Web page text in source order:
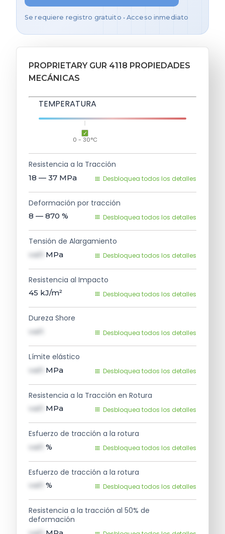
Se requiere registro gratuito • Acceso inmediato
PROPRIETARY GUR 4118 PROPIEDADES
MECÁNICAS
TEMPERATURA
0 - 30°C
Resistencia a la Tracción
18 — 37 MPa Desbloquea todos los detalles
Deformación por tracción
8 — 870 % Desbloquea todos los detalles
Tensión de Alargamiento
val1 MPa Desbloquea todos los detalles
Resistencia al Impacto
45 kJ/m² Desbloquea todos los detalles
Dureza Shore
val1 Desbloquea todos los detalles
Límite elástico
val1 MPa Desbloquea todos los detalles
Resistencia a la Tracción en Rotura
val1 MPa Desbloquea todos los detalles
Esfuerzo de tracción a la rotura
val1 % Desbloquea todos los detalles
Esfuerzo de tracción a la rotura
val1 % Desbloquea todos los detalles
Resistencia a la tracción al 50% de
deformación